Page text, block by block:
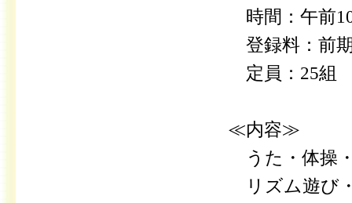
時間：午前
登録料：前
定員：25組
≪内容≫
うた・体操
リズム遊び